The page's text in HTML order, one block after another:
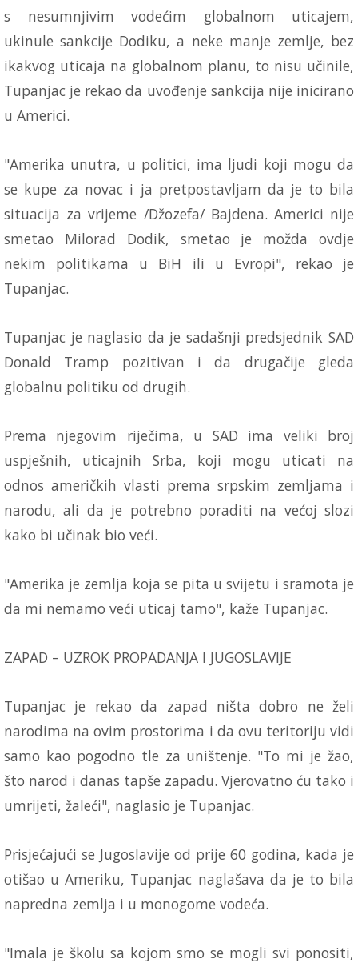
s nesumnjivim vodećim globalnom uticajem,
ukinule sankcije Dodiku, a neke manje zemlje, bez
ikakvog uticaja na globalnom planu, to nisu učinile,
Tupanjac je rekao da uvođenje sankcija nije inicirano
u Americi.
"Amerika unutra, u politici, ima ljudi koji mogu da
se kupe za novac i ja pretpostavljam da je to bila
situacija za vrijeme /Džozefa/ Bajdena. Americi nije
smetao Milorad Dodik, smetao je možda ovdje
nekim politikama u BiH ili u Evropi", rekao je
Tupanjac.
Tupanjac je naglasio da je sadašnji predsjednik SAD
Donald Tramp pozitivan i da drugačije gleda
globalnu politiku od drugih.
Prema njegovim riječima, u SAD ima veliki broj
uspješnih, uticajnih Srba, koji mogu uticati na
odnos američkih vlasti prema srpskim zemljama i
narodu, ali da je potrebno poraditi na većoj slozi
kako bi učinak bio veći.
"Amerika je zemlja koja se pita u svijetu i sramota je
da mi nemamo veći uticaj tamo", kaže Tupanjac.
ZAPAD – UZROK PROPADANJA I JUGOSLAVIJE
Tupanjac je rekao da zapad ništa dobro ne želi
narodima na ovim prostorima i da ovu teritoriju vidi
samo kao pogodno tle za uništenje. "To mi je žao,
što narod i danas tapše zapadu. Vjerovatno ću tako i
umrijeti, žaleći", naglasio je Tupanjac.
Prisjećajući se Jugoslavije od prije 60 godina, kada je
otišao u Ameriku, Tupanjac naglašava da je to bila
napredna zemlja i u monogome vodeća.
"Imala je školu sa kojom smo se mogli svi ponositi,